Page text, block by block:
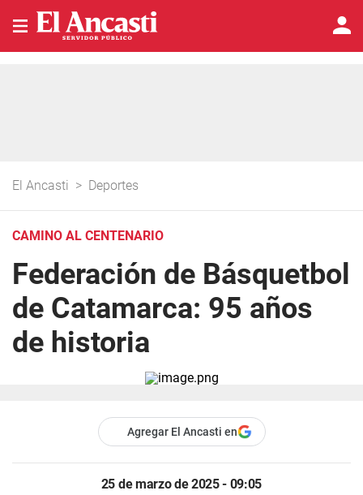
El Ancasti > Deportes
CAMINO AL CENTENARIO
Federación de Básquetbol
de Catamarca: 95 años
de historia
Agregar El Ancasti en
25 de marzo de 2025 - 09:05